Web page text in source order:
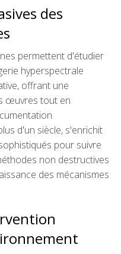
des
permettent d'étudier
hyperspectrale
offrant une
œuvres tout en
d'un siècle, s'enrichit
pour suivre
non destructives
des mécanismes